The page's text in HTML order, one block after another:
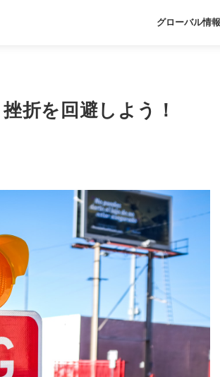
グローバル情報
折を回避しよう！